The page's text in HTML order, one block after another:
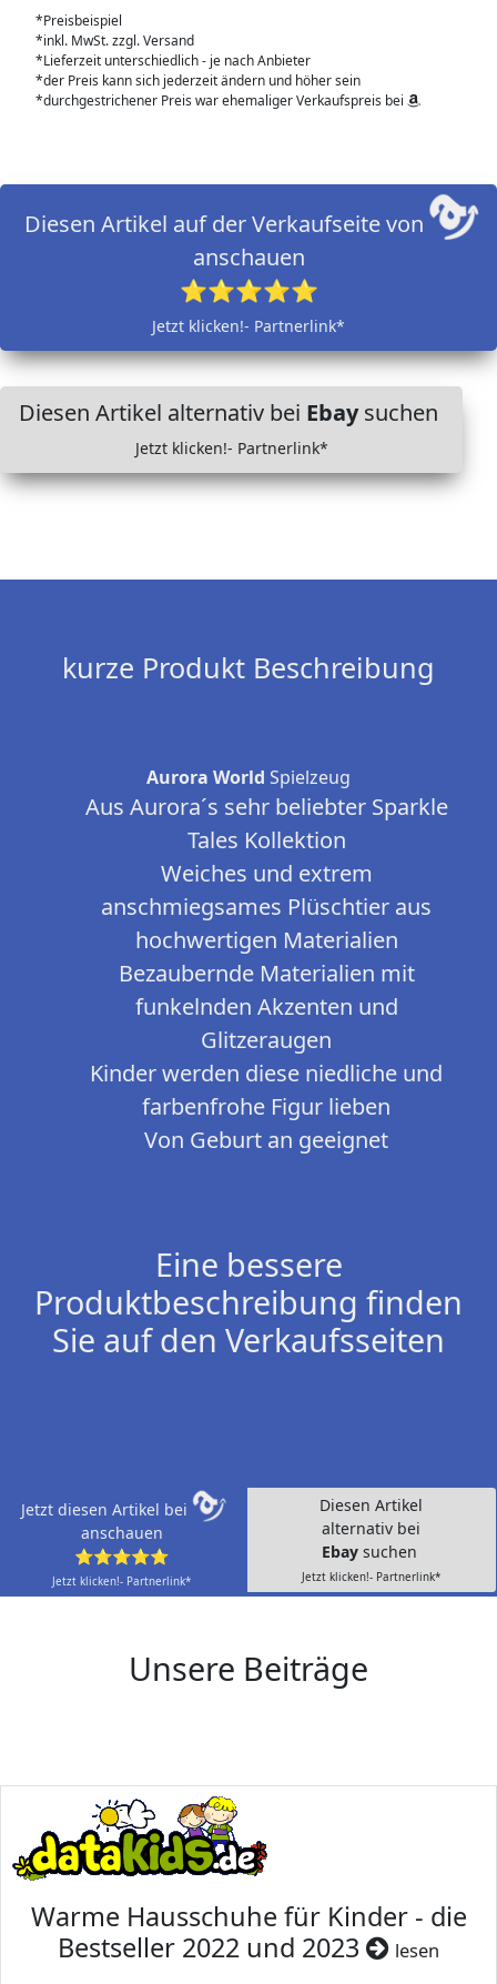
*Preisbeispiel
*inkl. MwSt. zzgl. Versand
*Lieferzeit unterschiedlich - je nach Anbieter
*der Preis kann sich jederzeit ändern und höher sein
*durchgestrichener Preis war ehemaliger Verkaufspreis bei
Diesen Artikel auf der Verkaufseite von
anschauen
⭐⭐⭐⭐⭐
Jetzt klicken!- Partnerlink*
Diesen Artikel alternativ bei Ebaysuchen
Jetzt klicken!- Partnerlink*
kurze Produkt Beschreibung
Aurora World Spielzeug
Aus Aurora´s sehr beliebter Sparkle
Tales Kollektion
Weiches und extrem
anschmiegsames Plüschtier aus
hochwertigen Materialien
Bezaubernde Materialien mit
funkelnden Akzenten und
Glitzeraugen
Kinder werden diese niedliche und
farbenfrohe Figur lieben
Von Geburt an geeignet
Eine bessere
Produktbeschreibung finden
Sie auf den Verkaufsseiten
Jetzt diesen Artikel bei
anschauen
⭐⭐⭐⭐⭐
Jetzt klicken!- Partnerlink*
Diesen Artikel
alternativ bei
Ebay suchen
Jetzt klicken!- Partnerlink*
Unsere Beiträge
Warme Hausschuhe für Kinder - die
Bestseller 2022 und 2023
lesen